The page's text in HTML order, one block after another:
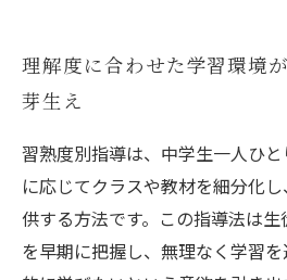
理解度に合わせた学習環境
芽生え
習熟度別指導は、中学生一人ひ
に応じてクラスや教材を細分化
供する方法です。この指導法は
を早期に把握し、無理なく学習